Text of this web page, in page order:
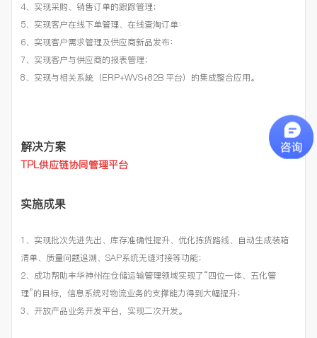
4、实现采购、销售订单的跟踪管理；
5、实现客户在线下单管理、在线查淘订单：
6、实现客户需求管理及供应商新品发布：
7、实现客户与供应商的报表管理；
8、实现与相关系統（ERP+WVS+82B 平台）的集成整合应用。
解决方案
TPL供应链协同管理平台
实施成果
1、实现批次先进先出、库存准确性提升、优化拣货路线、自动生成装箱
清单、质量问题追溯、SAP系统无缝对接等功能；
2、成功帮助丰华神州在仓储运输管理领域实现了“四位一体、五化管
理”的目标，信息系统对物流业务的支撑能力得到大幅提升；
3、开放产品业务开发平台，实现二次开发。